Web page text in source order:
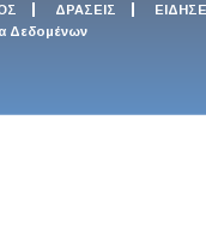
ΔΡΑΣΕΙΣ
Δεδομένων